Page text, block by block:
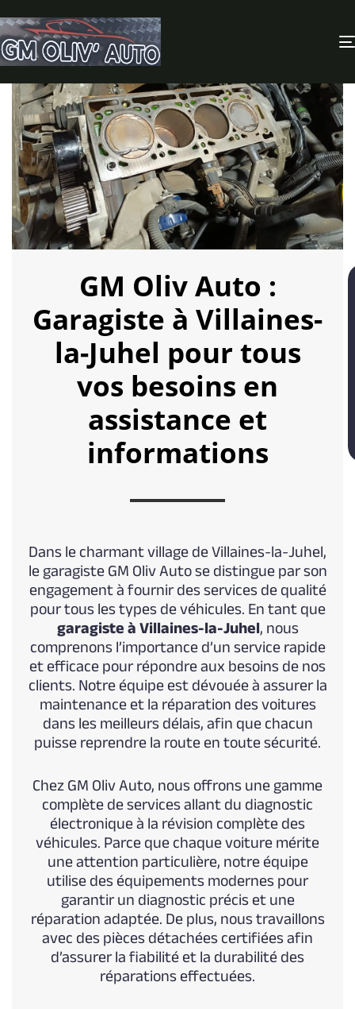
GM Oliv Auto :
Garagiste à Villaines-
la-Juhel pour tous
vos besoins en
assistance et
informations
Dans le charmant village de Villaines-la-Juhel,
le garagiste GM Oliv Auto se distingue par son
engagement à fournir des services de qualité
pour tous les types de véhicules. En tant que
garagiste à Villaines-la-Juhel, nous
comprenons l’importance d’un service rapide
et efficace pour répondre aux besoins de nos
clients. Notre équipe est dévouée à assurer la
maintenance et la réparation des voitures
dans les meilleurs délais, afin que chacun
puisse reprendre la route en toute sécurité.
Chez GM Oliv Auto, nous offrons une gamme
complète de services allant du diagnostic
électronique à la révision complète des
véhicules. Parce que chaque voiture mérite
une attention particulière, notre équipe
utilise des équipements modernes pour
garantir un diagnostic précis et une
réparation adaptée. De plus, nous travaillons
avec des pièces détachées certifiées afin
d’assurer la fiabilité et la durabilité des
réparations effectuées.